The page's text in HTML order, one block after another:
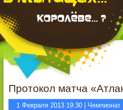
Протокол матча
1 Февраля 2013 19:30 |